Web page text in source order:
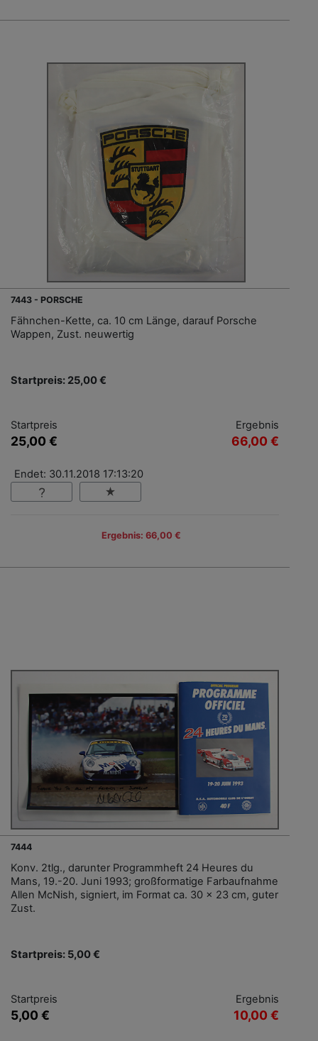
7443 - PORSCHE
Fähnchen-Kette, ca. 10 cm Länge, darauf Porsche
Wappen, Zust. neuwertig
Startpreis: 25,00 €
Startpreis
25,00 €
Ergebnis
66,00 €
Endet: 30.11.2018 17:13:20
Ergebnis: 66,00 €
7444
Konv. 2tlg., darunter Programmheft 24 Heures du
Mans, 19.-20. Juni 1993; großformatige Farbaufnahme
Allen McNish, signiert, im Format ca. 30 x 23 cm, guter
Zust.
Startpreis: 5,00 €
Startpreis
5,00 €
Ergebnis
10,00 €